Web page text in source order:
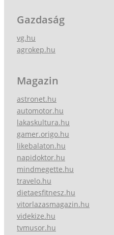
Gazdaság
vg.hu
agrokep.hu
Magazin
astronet.hu
automotor.hu
lakaskultura.hu
gamer.origo.hu
likebalaton.hu
napidoktor.hu
mindmegette.hu
travelo.hu
dietaesfitnesz.hu
vitorlazasmagazin.hu
videkize.hu
tvmusor.hu